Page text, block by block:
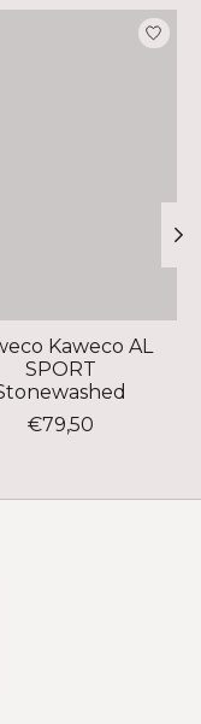
Kaweco AL
SPORT
€79,50